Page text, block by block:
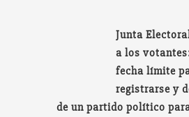
Junta
a los
fecha límite
registrarse y
de un partido político